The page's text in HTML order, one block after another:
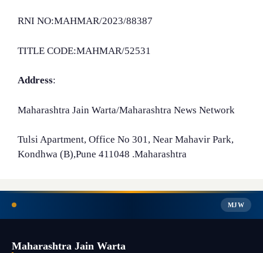
RNI NO:MAHMAR/2023/88387
TITLE CODE:MAHMAR/52531
Address:
Maharashtra Jain Warta/Maharashtra News Network
Tulsi Apartment, Office No 301, Near Mahavir Park,
Kondhwa (B),Pune 411048 .Maharashtra
MJW
Maharashtra Jain Warta